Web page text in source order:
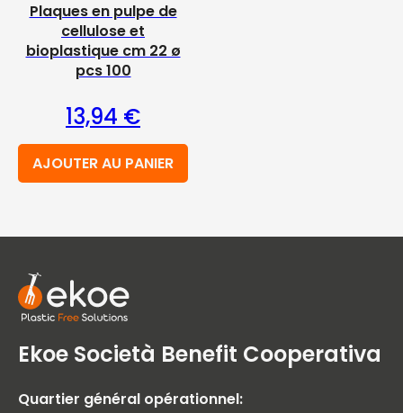
Plaques en pulpe de
cellulose et
bioplastique cm 22 ø
pcs 100
13,94 €
AJOUTER AU PANIER
Ekoe Società Benefit Cooperativa
Quartier général opérationnel: